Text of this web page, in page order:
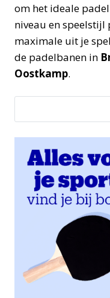
om het ideale
niveau en
maximale uit je
de padelbanen in
Oostkamp.